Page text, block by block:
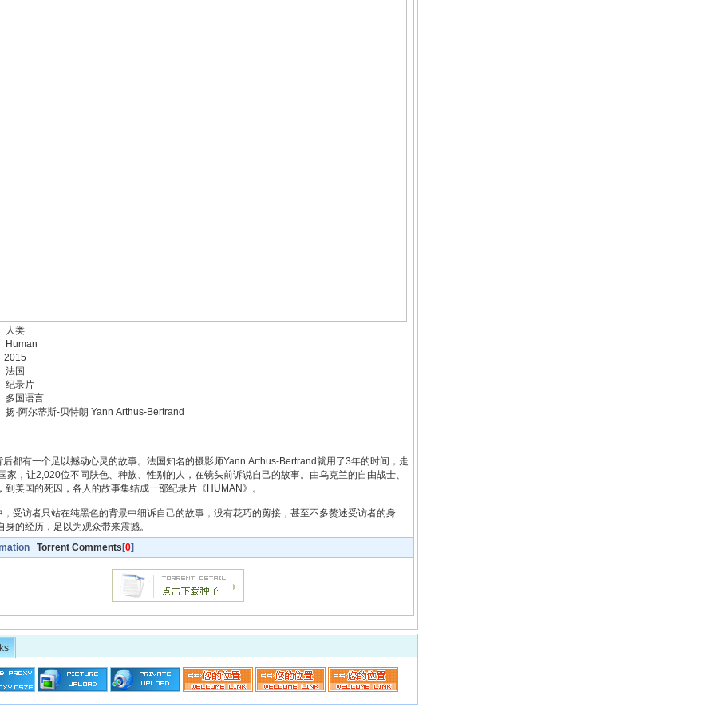
类
国
录片
国语言
尔蒂斯-贝特朗 Yann Arthus-Bertrand
都有一个足以撼动心灵的故事。法国知名的摄影师Yann Arthus-Bertrand就用了3年的时间，走
家，让2,020位不同肤色、种族、性别的人，在镜头前诉说自己的故事。由乌克兰的自由战士、
到美国的死囚，各人的故事集结成一部纪录片《HUMAN》。
受访者只站在纯黑色的背景中细诉自己的故事，没有花巧的剪接，甚至不多赘述受访者的身
身的经历，足以为观众带来震撼。
Torrent Comments [0]